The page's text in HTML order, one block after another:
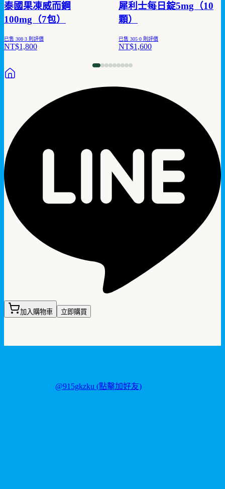
泰國果凍威而鋼
100mg（7包）
已售 308·3 則評價
NT$1,800
犀利士每日錠5mg（10
顆）
已售 305·0 則評價
NT$1,600
加入購物車 立即購買
@915gkzku (點擊加好友)